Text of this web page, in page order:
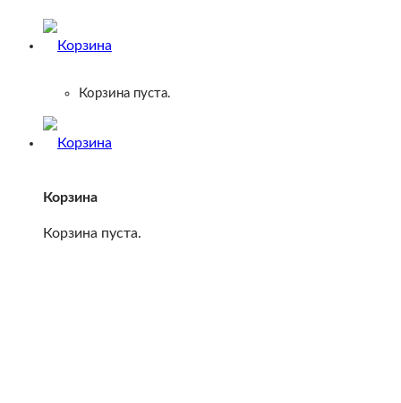
Корзина пуста.
Корзина
Корзина пуста.